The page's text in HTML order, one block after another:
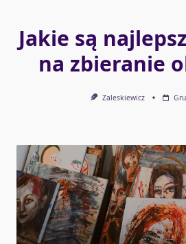
Jakie są
na zbieranie
Zaleskiewicz